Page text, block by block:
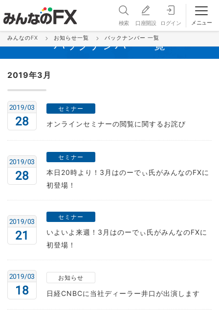
検索 口座開設 ログイン メニュー
バックナンバー 一覧
みんなのFX お知らせ一覧 バックナンバー 一覧
2019年3月
28
2019/03 セミナー
オンラインセミナーの閲覧に関するお詫び
28
2019/03
セミナー
本日20時より！3月はのーでぃ氏がみんなのFXに
初登場！
21
2019/03
セミナー
いよいよ来週！3月はのーでぃ氏がみんなのFXに
初登場！
18
2019/03 お知らせ
日経CNBCに当社ディーラー井口が出演します